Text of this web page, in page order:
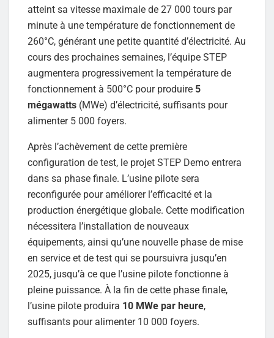
atteint sa vitesse maximale de 27 000 tours par
minute à une température de fonctionnement de
260°C, générant une petite quantité d’électricité. Au
cours des prochaines semaines, l’équipe STEP
augmentera progressivement la température de
fonctionnement à 500°C pour produire 5
mégawatts (MWe) d’électricité, suffisants pour
alimenter 5 000 foyers.
Après l’achèvement de cette première
configuration de test, le projet STEP Demo entrera
dans sa phase finale. L’usine pilote sera
reconfigurée pour améliorer l’efficacité et la
production énergétique globale. Cette modification
nécessitera l’installation de nouveaux
équipements, ainsi qu’une nouvelle phase de mise
en service et de test qui se poursuivra jusqu’en
2025, jusqu’à ce que l’usine pilote fonctionne à
pleine puissance. À la fin de cette phase finale,
l’usine pilote produira 10 MWe par heure,
suffisants pour alimenter 10 000 foyers.